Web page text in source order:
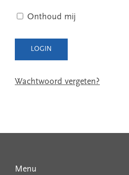
Onthoud mij
Wachtwoord vergeten?
Menu